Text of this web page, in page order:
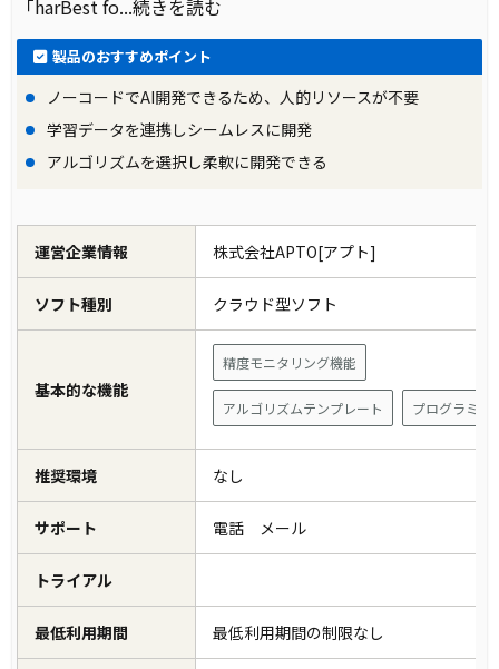
「harBest fo...続きを読む
製品のおすすめポイント
ノーコードでAI開発できるため、人的リソースが不要
学習データを連携しシームレスに開発
アルゴリズムを選択し柔軟に開発できる
運営企業情報 株式会社APTO[アプト]
ソフト種別 クラウド型ソフト
基本的な機能
精度モニタリング機能
アルゴリズムテンプレート プログラミン
推奨環境 なし
サポート 電話 メール
トライアル
最低利用期間 最低利用期間の制限なし